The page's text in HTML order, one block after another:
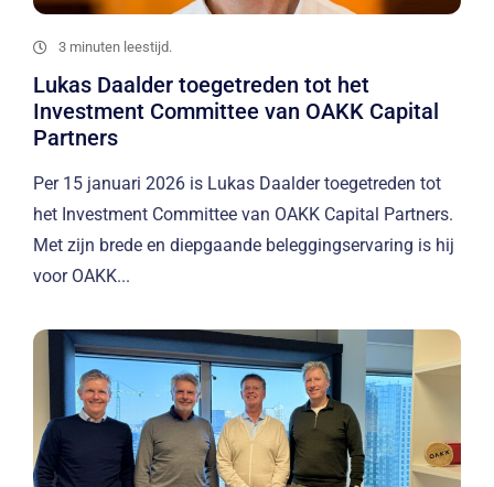
3 minuten leestijd.
Lukas Daalder toegetreden tot het
Investment Committee van OAKK Capital
Partners
Per 15 januari 2026 is Lukas Daalder toegetreden tot
het Investment Committee van OAKK Capital Partners.
Met zijn brede en diepgaande beleggingservaring is hij
voor OAKK...